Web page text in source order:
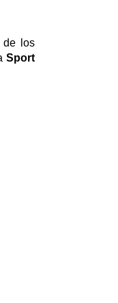
de los
Sport